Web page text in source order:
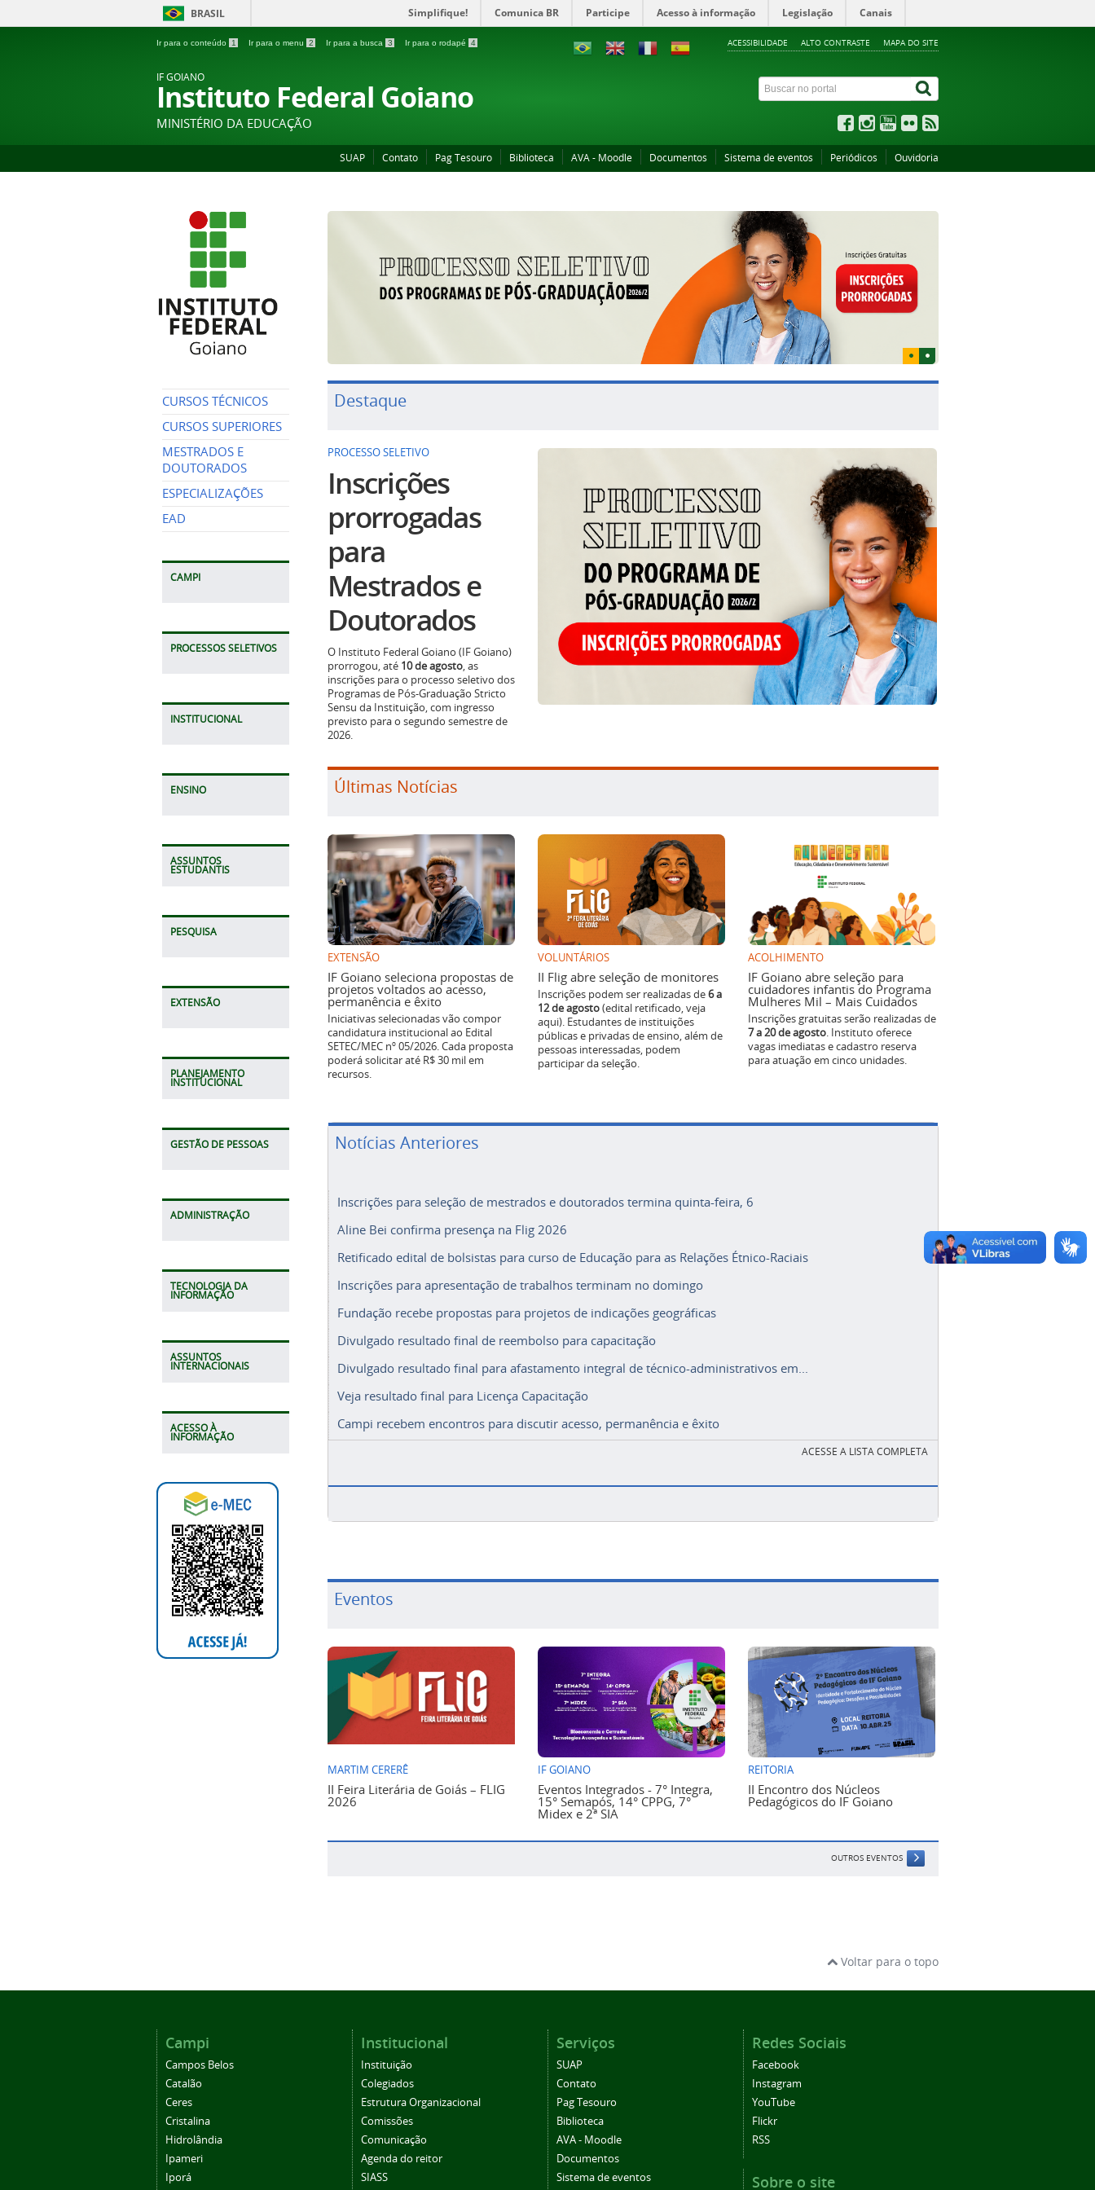
BRASIL Simplifique! Comunica BR Participe Acesso à informação Legislação Canais
Ir para o conteúdo 1 Ir para o menu 2 Ir para a busca 3 Ir para o rodapé 4 ACESSIBILIDADE ALTO CONTRASTE MAPA DO SITE
IF GOIANO
Instituto Federal Goiano
MINISTÉRIO DA EDUCAÇÃO
SUAP Contato Pag Tesouro Biblioteca AVA - Moodle Documentos Sistema de eventos Periódicos Ouvidoria
CURSOS TÉCNICOS
CURSOS SUPERIORES
MESTRADOS E
DOUTORADOS
ESPECIALIZAÇÕES
EAD
CAMPI
PROCESSOS SELETIVOS
INSTITUCIONAL
ENSINO
ASSUNTOS
ESTUDANTIS
PESQUISA
EXTENSÃO
PLANEJAMENTO
INSTITUCIONAL
GESTÃO DE PESSOAS
ADMINISTRAÇÃO
TECNOLOGIA DA
INFORMAÇÃO
ASSUNTOS
INTERNACIONAIS
ACESSO À
INFORMAÇÃO
Destaque
PROCESSO SELETIVO
Inscrições
prorrogadas
para
Mestrados e
Doutorados
O Instituto Federal Goiano (IF Goiano)
prorrogou, até 10 de agosto, as
inscrições para o processo seletivo dos
Programas de Pós-Graduação Stricto
Sensu da Instituição, com ingresso
previsto para o segundo semestre de
2026.
Últimas Notícias
EXTENSÃO
IF Goiano seleciona propostas de
projetos voltados ao acesso,
permanência e êxito
Iniciativas selecionadas vão compor
candidatura institucional ao Edital
SETEC/MEC nº 05/2026. Cada proposta
poderá solicitar até R$ 30 mil em
recursos.
VOLUNTÁRIOS
II Flig abre seleção de monitores
Inscrições podem ser realizadas de6 a
12 de agosto(edital retificado, veja
aqui). Estudantes de instituições
públicas e privadas de ensino, além de
pessoas interessadas, podem
participar da seleção.
ACOLHIMENTO
IF Goiano abre seleção para
cuidadores infantis do Programa
Mulheres Mil – Mais Cuidados
Inscrições gratuitas serão realizadas de
7 a 20 de agosto. Instituto oferece
vagas imediatas e cadastro reserva
para atuação em cinco unidades.
Notícias Anteriores
Inscrições para seleção de mestrados e doutorados termina quinta-feira, 6
Aline Bei confirma presença na Flig 2026
Retificado edital de bolsistas para curso de Educação para as Relações Étnico-Raciais
Inscrições para apresentação de trabalhos terminam no domingo
Fundação recebe propostas para projetos de indicações geográficas
Divulgado resultado final de reembolso para capacitação
Divulgado resultado final para afastamento integral de técnico-administrativos em...
Veja resultado final para Licença Capacitação
Campi recebem encontros para discutir acesso, permanência e êxito
ACESSE A LISTA COMPLETA
Eventos
MARTIM CERERÊ
II Feira Literária de Goiás – FLIG
2026
IF GOIANO
Eventos Integrados - 7° Integra,
15° Semapós, 14° CPPG, 7°
Midex e 2ª SIA
REITORIA
II Encontro dos Núcleos
Pedagógicos do IF Goiano
OUTROS EVENTOS
Voltar para o topo
Campi
Campos Belos
Catalão
Ceres
Cristalina
Hidrolândia
Ipameri
Iporá
Institucional
Instituição
Colegiados
Estrutura Organizacional
Comissões
Comunicação
Agenda do reitor
SIASS
Serviços
SUAP
Contato
Pag Tesouro
Biblioteca
AVA - Moodle
Documentos
Sistema de eventos
Redes Sociais
Facebook
Instagram
YouTube
Flickr
RSS
Sobre o site